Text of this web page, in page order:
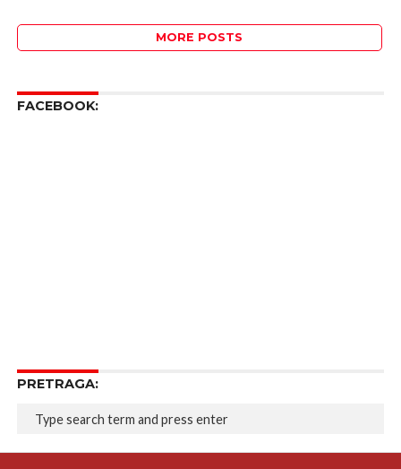
MORE POSTS
FACEBOOK:
PRETRAGA: